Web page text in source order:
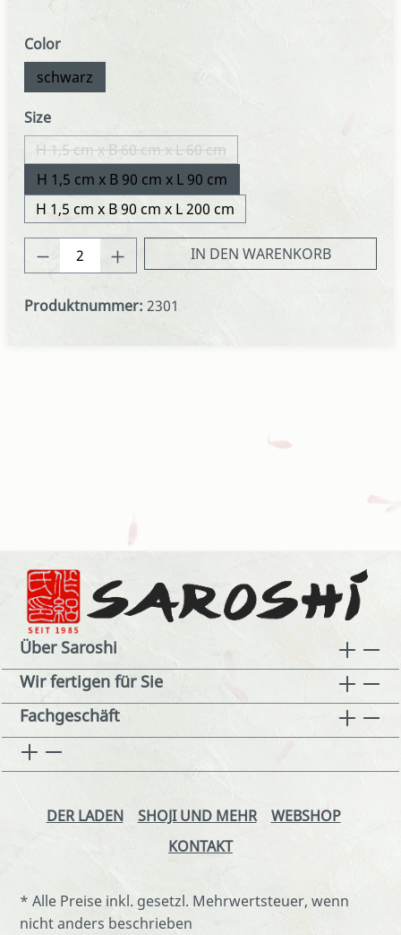
Colorauswählen
schwarz
Sizeauswählen
H 1,5 cm x B 60 cm x L 60 cm(Diese Option ist zurzeit nicht verfügbar.)
H 1,5 cm x B 90 cm x L 90 cm
H 1,5 cm x B 90 cm x L 200 cm
Produkt Anzahl: Gib denIN DEN WARENKORB
Produktnummer: 2301
Über Saroshi
Wir fertigen für Sie
Fachgeschäft
DER LADEN SHOJI UND MEHR
WEBSHOP
KONTAKT
* Alle Preise inkl. gesetzl. Mehrwertsteuer, wenn
nicht anders beschrieben